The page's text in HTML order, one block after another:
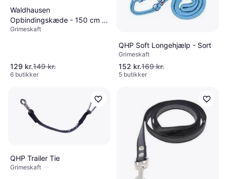
Waldhausen
Opbindingskæde - 150 cm -
Sølv
Grimeskaft
129 kr.149 kr.
6 butikker
QHP Soft Longehjælp - Sort
Grimeskaft
152 kr.169 kr.
5 butikker
QHP Trailer Tie
Grimeskaft